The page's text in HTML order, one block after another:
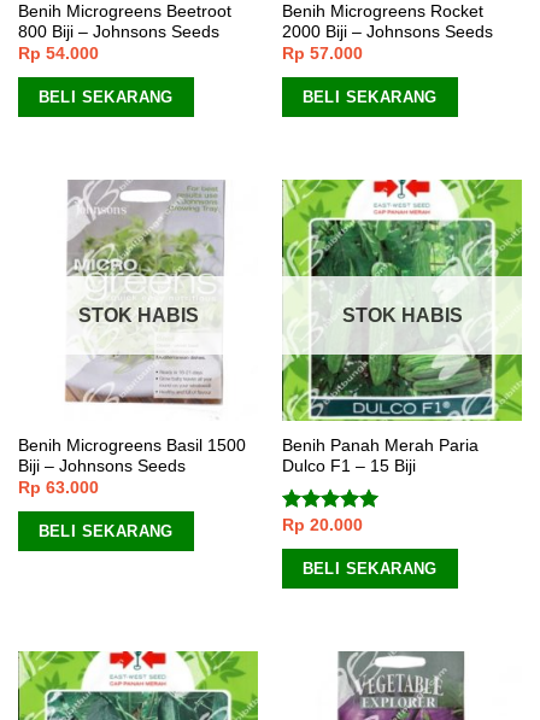
Benih Microgreens Beetroot
800 Biji – Johnsons Seeds
Rp 54.000
BELI SEKARANG
Benih Microgreens Rocket
2000 Biji – Johnsons Seeds
Rp 57.000
BELI SEKARANG
STOK HABIS
Benih Microgreens Basil 1500
Biji – Johnsons Seeds
Rp 63.000
BELI SEKARANG
STOK HABIS
Benih Panah Merah Paria
Dulco F1 – 15 Biji
Dinilai5.00
dari 5
Rp 20.000
BELI SEKARANG